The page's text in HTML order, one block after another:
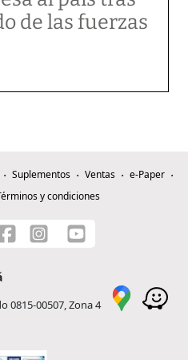
de las fuerzas
Suplementos Ventas
e-Paper
y condiciones
0815-00507, Zona 4